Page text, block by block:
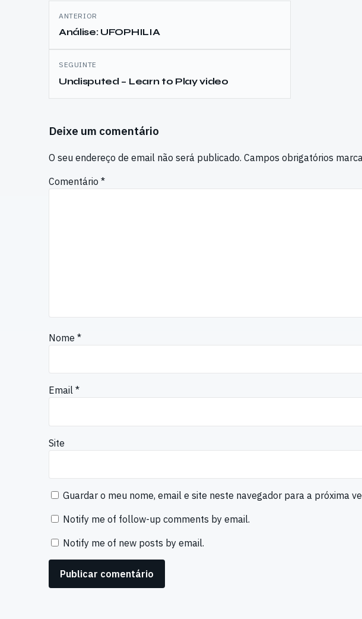
Navegação
de
artigos
ANTERIOR
Análise: UFOPHILIA
SEGUINTE
Undisputed – Learn to Play video
Deixe um comentário
O seu endereço de email não será publicado. Campos obrigatórios
Comentário *
Nome *
Email *
Site
Guardar o meu nome, email e site neste navegador para a próxima
Notify me of follow-up comments by email.
Notify me of new posts by email.